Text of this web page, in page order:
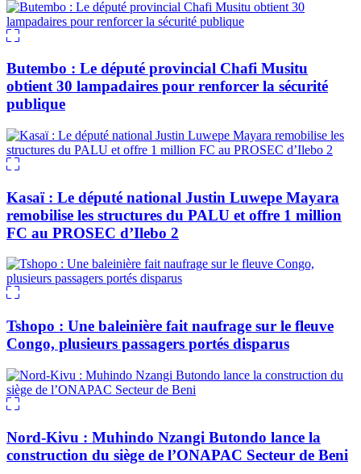
Butembo : Le député provincial Chafi Musitu
obtient 30 lampadaires pour renforcer la sécurité
publique
Kasaï : Le député national Justin Luwepe Mayara
remobilise les structures du PALU et offre 1 million
FC au PROSEC d’Ilebo 2
Tshopo : Une baleinière fait naufrage sur le fleuve
Congo, plusieurs passagers portés disparus
Nord-Kivu : Muhindo Nzangi Butondo lance la
construction du siège de l’ONAPAC Secteur de Beni